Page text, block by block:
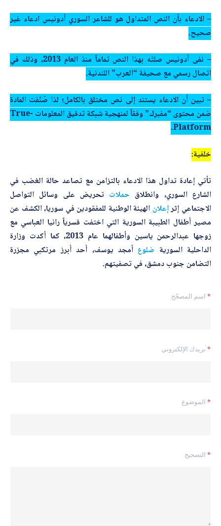
– الادعاء بأن النص المتداول هو للشاعر السوريأدونيس ادعاء غير
صحيح.
– نفى أدونيس صلتَه بهذا النص تماماً منذ العام 2013، وذلك في
اتصال رسمي مع صحيفة “العرب” اللندنية.
– تبين أن الادعاء يستند إلى نص مختلق بالكامل؛ لذا صُنّفت المادة
ضمن محتوى “مفبرك
” وفقاً لمنهجية شبكة تدقيق المعلومات -True
Platform.
خلفية:
تأتي إعادة تداول هذا الادعاء بالتزامن مع تصاعد حالة الغضب في
الشارع السوري، وانطلاق حملات تحريض على وسائل التواصل
الاجتماعي إثرإعلان الهيئة الوطنية للمفقودين في سوريا، الكشف عن
مصير أطفال الطبيبة السورية التي اختفت قسرياً رانيا العباسي مع
زوجها عبدالرحمن ياسين وأطفالهما عام 2013، كما أكدت وزارة
الداحلية السورية ضلوع أمجد يوسف، أحد أبرز مرتكبي مجزرة
التضامن جنوب دمشق، في تصفيتهم.
*
*
*
*